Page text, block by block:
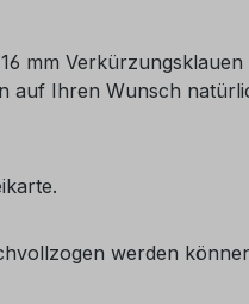
mm
auf Ihren Wunsch
werden